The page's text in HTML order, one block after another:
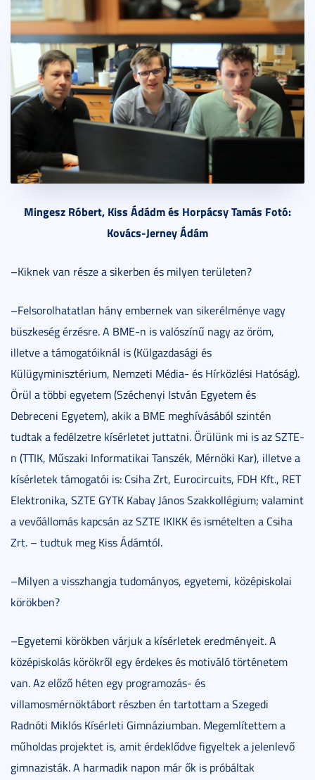
Mingesz Róbert, Kiss Ádádm és Horpácsy Tamás Fotó:
Kovács-Jerney Ádám
–Kiknek van része a sikerben és milyen területen?
–Felsorolhatatlan hány embernek van sikerélménye vagy
büszkeség érzésre. A BME-n is valószínű nagy az öröm,
illetve a támogatóiknál is (Külgazdasági és
Külügyminisztérium, Nemzeti Média- és Hírközlési Hatóság).
Örül a többi egyetem (Széchenyi István Egyetem és
Debreceni Egyetem), akik a BME meghívásából szintén
tudtak a fedélzetre kísérletet juttatni. Örülünk mi is az SZTE-
n (TTIK, Műszaki Informatikai Tanszék, Mérnöki Kar), illetve a
kísérletek támogatói is: Csiha Zrt, Eurocircuits, FDH Kft., RET
Elektronika, SZTE GYTK Kabay János Szakkollégium; valamint
a vevőállomás kapcsán az SZTE IKIKK és ismételten a Csiha
Zrt. – tudtuk meg Kiss Ádámtól.
–Milyen a visszhangja tudományos, egyetemi, középiskolai
körökben?
–Egyetemi körökben várjuk a kísérletek eredményeit. A
középiskolás körökről egy érdekes és motiváló történetem
van. Az előző héten egy programozás- és
villamosmérnöktábort részben én tartottam a Szegedi
Radnóti Miklós Kísérleti Gimnáziumban. Megemlítettem a
műholdas projektet is, amit érdeklődve figyeltek a jelenlevő
gimnazisták. A harmadik napon már ők is próbáltak